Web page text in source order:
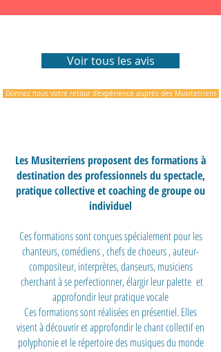
Voir tous les avis
Donnez nous votre retour d'expérience auprès des Musiterriens
Les Musiterriens proposent des formations à
destination des professionnels du spectacle,
pratique collective et coaching de groupe ou
individuel
Ces formations sont conçues spécialement pour les
chanteurs, comédiens , chefs de choeurs , auteur-
compositeur, interprètes, danseurs, musiciens
cherchant à se perfectionner, élargir leur palette et
approfondir leur pratique vocale
Ces formations sont réalisées en présentiel. Elles
visent à découvrir et approfondir le chant collectif en
polyphonie et le répertoire des musiques du monde